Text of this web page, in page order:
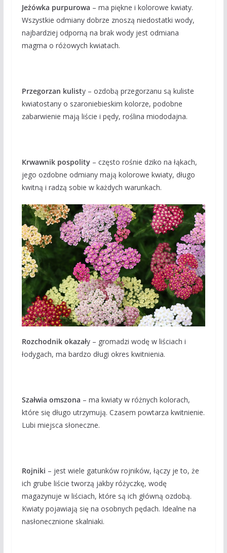
Jeżówka purpurowa – ma piękne i kolorowe kwiaty.
Wszystkie odmiany dobrze znoszą niedostatki wody,
najbardziej odporną na brak wody jest odmiana
magma o różowych kwiatach.
Przegorzan kulisty – ozdobą przegorzanu są kuliste
kwiatostany o szaroniebieskim kolorze, podobne
zabarwienie mają liście i pędy, roślina miododajna.
Krwawnik pospolity– często rośnie dziko na łąkach,
jego ozdobne odmiany mają kolorowe kwiaty, długo
kwitną i radzą sobie w każdych warunkach.
Rozchodnik okazały – gromadzi wodę w liściach i
łodygach, ma bardzo długi okres kwitnienia.
Szałwia omszona – ma kwiaty w różnych kolorach,
które się długo utrzymują. Czasem powtarza kwitnienie.
Lubi miejsca słoneczne.
Rojniki – jest wiele gatunków rojników, łączy je to, że
ich grube liście tworzą jakby różyczkę, wodę
magazynuje w liściach, które są ich główną ozdobą.
Kwiaty pojawiają się na osobnych pędach. Idealne na
nasłonecznione skalniaki.